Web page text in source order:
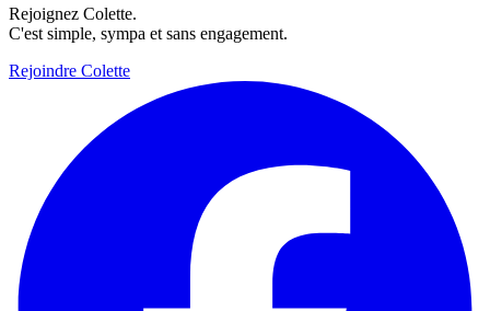
Rejoignez Colette.
C'est simple, sympa et sans engagement.
Rejoindre Colette